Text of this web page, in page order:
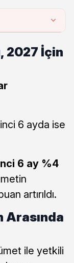
2027 İçin
6 ayda ise
6 ay %4
artırıldı.
Arasında
ile yetkili